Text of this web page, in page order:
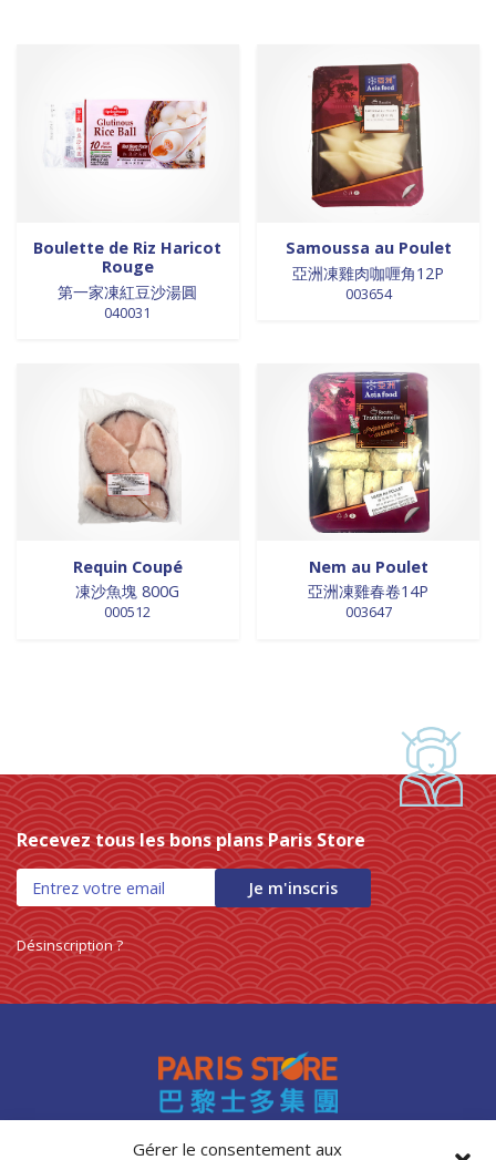
Gérer le consentement aux
Boulette de Riz Haricot
Rouge
第一家凍紅豆沙湯圓
040031
Samoussa au Poulet
亞洲凍雞肉咖喱角12P
003654
Requin Coupé
凍沙魚塊 800G
000512
Nem au Poulet
亞洲凍雞春卷14P
003647
Recevez tous les bons plans Paris Store
Je m'inscris
Désinscription ?